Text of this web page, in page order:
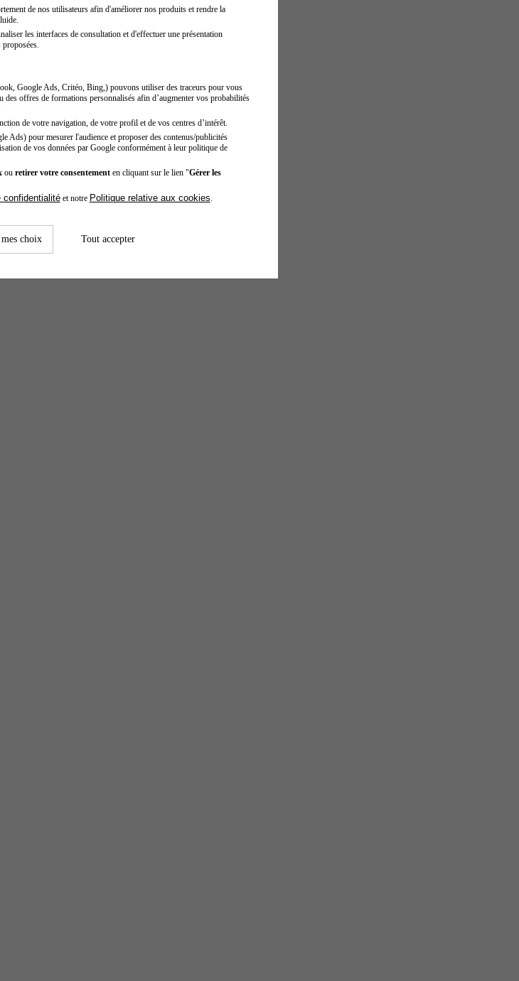
de nos utilisateurs afin d'améliorer nos produits et rendre la
les interfaces de consultation et d'effectuer une présentation
Google Ads, Critéo, Bing,) pouvons utiliser des traceurs pour vous
offres de formations personnalisés afin d’augmenter vos probabilités
de votre navigation, de votre profil et de vos centres d’intérêt.
Ads) pour mesurer l'audience et proposer des contenus/publicités
de vos données par Google conformément à leur politique de
ou retirer votre consentementen cliquant sur le lien "Gérer les
confidentialitéet notre Politique relative aux cookies
choix Tout accepter